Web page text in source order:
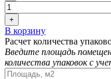
+
В корзину
Расчет количества
Введите площадь
количества упаковок с